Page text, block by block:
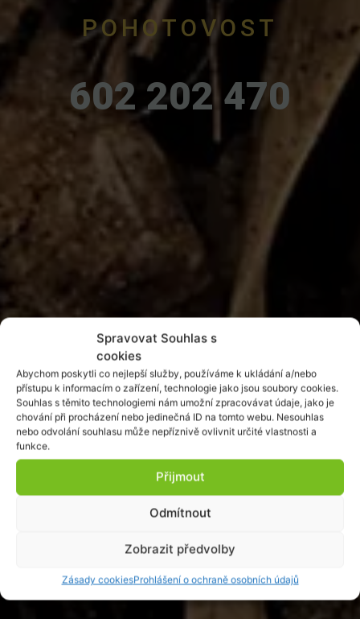
Spravovat Souhlas s
cookies
Abychom poskytli co nejlepší služby, používáme k ukládání a/nebo
přístupu k informacím o zařízení, technologie jako jsou soubory cookies.
Souhlas s těmito technologiemi nám umožní zpracovávat údaje, jako je
chování při procházení nebo jedinečná ID na tomto webu. Nesouhlas
nebo odvolání souhlasu může nepříznivě ovlivnit určité vlastnosti a
funkce.
Přijmout
Odmítnout
Zobrazit předvolby
Zásady cookiesProhlášení o ochraně osobních údajů
POHOTOVOST
602 202 470